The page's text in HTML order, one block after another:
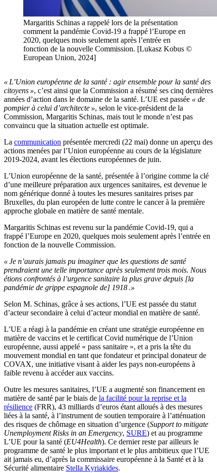
Margaritis Schinas a rappelé lors de la présentation
comment la pandémie Covid-19 a frappé l’Europe en
2020, quelques mois seulement après l’entrée en
fonction de la nouvelle Commission. [Lukasz Kobus ©
European Union, 2024]
« L’Union européenne de la santé : agir ensemble pour la santé des
citoyens », c’est ainsi que la Commission a résumé ses cinq dernières
années d’action dans le domaine de la santé. L’UE est passée « de
pompier à celui d’architecte », selon le vice-président de la
Commission, Margaritis Schinas, mais tout le monde n’est pas
convaincu que la situation actuelle est optimale.
La communication présentée mercredi (22 mai) donne un aperçu des
actions menées par l’Union européenne au cours de la législature
2019-2024, avant les élections européennes de juin.
L’Union européenne de la santé, présentée à l’origine comme la clé
d’une meilleure préparation aux urgences sanitaires, est devenue le
nom générique donné à toutes les mesures sanitaires prises par
Bruxelles, du plan européen de lutte contre le cancer à la première
approche globale en matière de santé mentale.
Margaritis Schinas est revenu sur la pandémie Covid-19, qui a
frappé l’Europe en 2020, quelques mois seulement après l’entrée en
fonction de la nouvelle Commission.
« Je n’aurais jamais pu imaginer que les questions de santé
prendraient une telle importance après seulement trois mois. Nous
étions confrontés à l’urgence sanitaire la plus grave depuis [la
pandémie de grippe espagnole de] 1918 .»
Selon M. Schinas, grâce à ses actions, l’UE est passée du statut
d’acteur secondaire à celui d’acteur mondial en matière de santé.
L’UE a réagi à la pandémie en créant une stratégie européenne en
matière de vaccins et le certificat Covid numérique de l’Union
européenne, aussi appelé « pass sanitaire », et a pris la tête du
mouvement mondial en tant que fondateur et principal donateur de
COVAX, une initiative visant à aider les pays non-européens à
faible revenu à accéder aux vaccins.
Outre les mesures sanitaires, l’UE a augmenté son financement en
matière de santé par le biais de la facilité pour la reprise et la
résilience (FRR), 43 milliards d’euros étant alloués à des mesures
liées à la santé, à l’instrument de soutien temporaire à l’atténuation
des risques de chômage en situation d’urgence (Support to mitigate
Unemployment Risks in an Emergency, SURE) et au programme
L’UE pour la santé (EU4Health). Ce dernierreste par ailleurs le
programme de santé le plus important et le plus ambitieux que l’UE
ait jamais eu, d’après la commissaire européenne à la Santé et à la
Sécurité alimentaire Stella Kyriakides.